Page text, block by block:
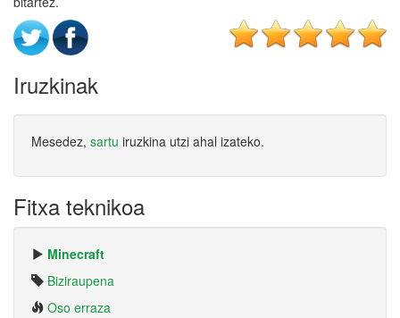
Iruzkinak
Mesedez, sartu iruzkina utzi ahal izateko.
Fitxa teknikoa
Minecraft
Biziraupena
Oso erraza